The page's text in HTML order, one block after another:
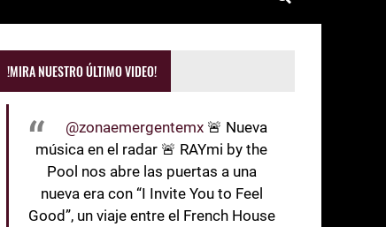
!MIRA NUESTRO ÚLTIMO VIDEO!
@zonaemergentemx 🚨 Nueva
música en el radar 🚨 RAYmi by the
Pool nos abre las puertas a una
nueva era con “I Invite You to Feel
Good”, un viaje entre el French House